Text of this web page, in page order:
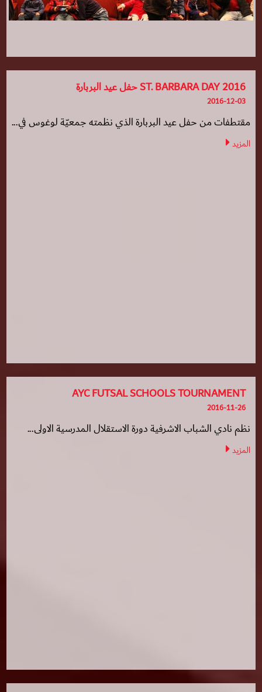
ST. BARBARA DAY 2016 حفل عيد البربارة
2016-12-03
مقتطفات من حفل عيد البربارة الذي نظمته جمعيّة لوغوس في...
المزيد
AYC FUTSAL SCHOOLS TOURNAMENT
2016-11-26
نظم نادي الشباب الاشرفية دورة الاستقلال المدرسية الاولى...
المزيد